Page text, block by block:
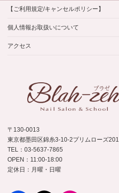
イ
ブ
【ご利用規定/キャンセルポリシー】
個人情報お取扱いについて
アクセス
〒130-0013
東京都墨田区錦糸3-10-2プリムローズ201
TEL：03-5637-7865
OPEN：11:00-18:00
定休日：月曜・日曜